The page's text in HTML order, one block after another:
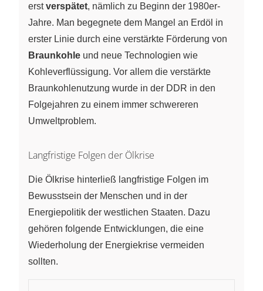
erstverspätet, nämlich zu Beginn der 1980er-
Jahre. Man begegnete dem Mangel an Erdöl in
erster Linie durch eine verstärkte Förderung von
Braunkohle und neue Technologien wie
Kohleverflüssigung. Vor allem die verstärkte
Braunkohlenutzung wurde in der DDR in den
Folgejahren zu einem immer schwereren
Umweltproblem.
Langfristige Folgen der Ölkrise
Die Ölkrise hinterließ langfristige Folgen im
Bewusstsein der Menschen und in der
Energiepolitik der westlichen Staaten. Dazu
gehören folgende Entwicklungen, die eine
Wiederholung der Energiekrise vermeiden
sollten.